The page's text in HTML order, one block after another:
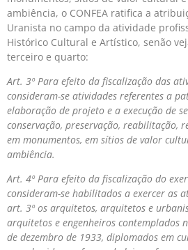
ambiência, o CONFEA ratifica a
Uranista no campo da atividade
Histórico Cultural e Artístico, senão
terceiro e quarto:
Art. 3º Para efeito da fiscalização das
consideram-se atividades referentes a
elaboração de projeto e a execução de
conservação, preservação, reabilitação,
em monumentos, em sítios de valor
ambiência.
Art. 4º Para efeito da fiscalização do
consideram-se habilitados a exercer as
art. 3º os arquitetos, arquitetos e
arquitetos e engenheiros contemplados
de dezembro de 1933, diplomados em